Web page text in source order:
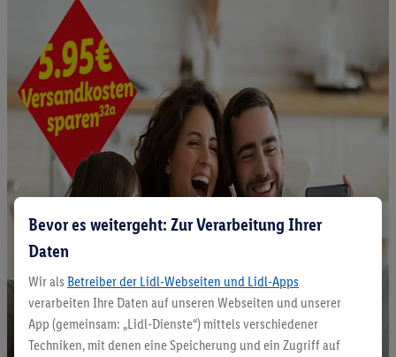
Bevor es weitergeht: Zur Verarbeitung Ihrer
Daten
Wir als Betreiber der Lidl-Webseiten und Lidl-Apps
verarbeiten Ihre Daten auf unseren Webseiten und unserer
App (gemeinsam: „Lidl-Dienste“) mittels verschiedener
Techniken, mit denen eine Speicherung und ein Zugriff auf